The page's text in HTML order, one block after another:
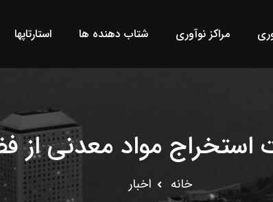
مراکز نوآوری شتاب دهنده ها استارتاپها
استخراج مواد معدنی از
خانه اخبار